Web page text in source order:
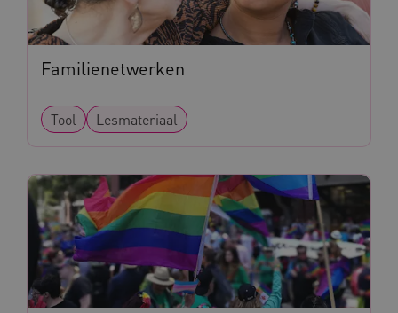
Familienetwerken
Tool Lesmateriaal
CookieScriptConsent
CookieScript
www.kennispleingehandicaptensector.nl